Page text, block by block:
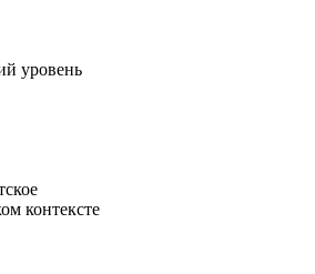
уровень
контексте